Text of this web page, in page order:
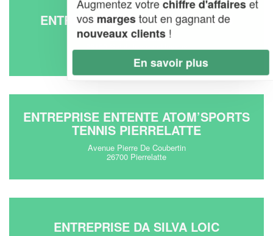
ENTREPRISE LE SKI DU ROYANS
Qua Des Chaux
ENTREPRISE ENTENTE ATOM’SPORTS
TENNIS PIERRELATTE
Avenue Pierre De Coubertin
26700 Pierrelatte
ENTREPRISE DA SILVA LOIC
Augmentez votrechiffre d'affaireset
vosmargestout en gagnant de
nouveaux clients!
En savoir plus